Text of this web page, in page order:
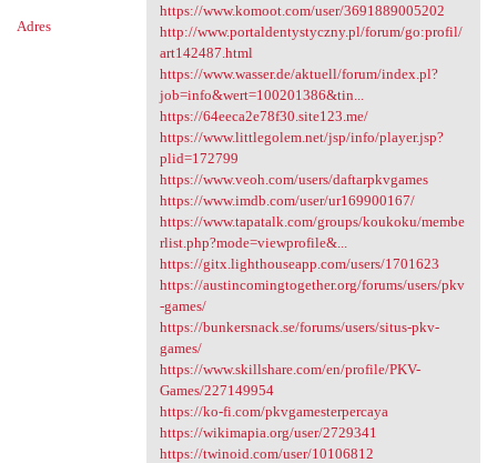
Adres
https://www.komoot.com/user/3691889005202
http://www.portaldentystyczny.pl/forum/go:profil/
art142487.html
https://www.wasser.de/aktuell/forum/index.pl?
job=info&wert=100201386&tin...
https://64eeca2e78f30.site123.me/
https://www.littlegolem.net/jsp/info/player.jsp?
plid=172799
https://www.veoh.com/users/daftarpkvgames
https://www.imdb.com/user/ur169900167/
https://www.tapatalk.com/groups/koukoku/membe
rlist.php?mode=viewprofile&...
https://gitx.lighthouseapp.com/users/1701623
https://austincomingtogether.org/forums/users/pkv
-games/
https://bunkersnack.se/forums/users/situs-pkv-
games/
https://www.skillshare.com/en/profile/PKV-
Games/227149954
https://ko-fi.com/pkvgamesterpercaya
https://wikimapia.org/user/2729341
https://twinoid.com/user/10106812